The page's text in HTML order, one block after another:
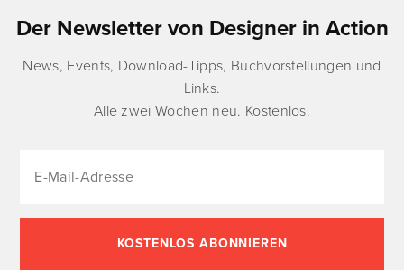
Der Newsletter von Designer in Action
News, Events, Download-Tipps, Buchvorstellungen und
Links.
Alle zwei Wochen neu. Kostenlos.